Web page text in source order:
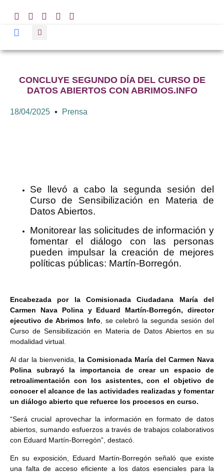
CONCLUYE SEGUNDO DÍA DEL CURSO DE
DATOS ABIERTOS CON ABRIMOS.INFO
18/04/2025 Prensa
Se llevó a cabo la segunda sesión del
Curso de Sensibilización en Materia de
Datos Abiertos.
Monitorear las solicitudes de información y
fomentar el diálogo con las personas
pueden impulsar la creación de mejores
políticas públicas: Martín-Borregón.
Encabezada por la Comisionada Ciudadana María del
Carmen Nava Polina y Eduard Martín-Borregón, director
ejecutivo de Abrimos Info, se celebró la segunda sesión del
Curso de Sensibilización en Materia de Datos Abiertos en su
modalidad virtual.
Al dar la bienvenida, la Comisionada María del Carmen Nava
Polina subrayó la importancia de crear un espacio de
retroalimentación con los asistentes, con el objetivo de
conocer el alcance de las actividades realizadas y fomentar
un diálogo abierto que refuerce los procesos en curso.
“Será crucial aprovechar la información en formato de datos
abiertos, sumando esfuerzos a través de trabajos colaborativos
con Eduard Martín-Borregón”, destacó.
En su exposición, Eduard Martín-Borregón señaló que existe
una falta de acceso eficiente a los datos esenciales para la